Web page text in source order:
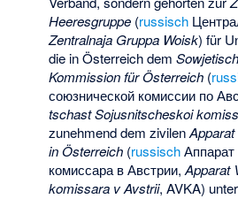
Heeresgruppe(russisch
Zentralnaja Gruppa Woisk) für
die in Österreich dem
Kommission für Österreich(
союзнической комиссии по
tschast Sojusnitscheskoi
zunehmend dem zivilen
in Österreich(russisch Аппарат
комиссара в Австрии,Apparat
komissara v Avstrii, AVKA)